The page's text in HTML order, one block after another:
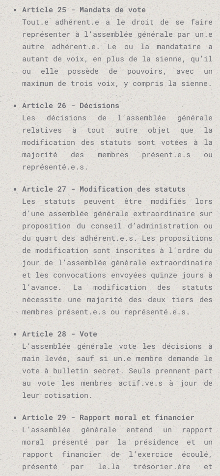
Article 25 - Mandats de vote
Tout.e adhérent.e a le droit de se faire
représenter à l’assemblée générale par un.e
autre adhérent.e. Le ou la mandataire a
autant de voix, en plus de la sienne, qu’il
ou elle possède de pouvoirs, avec un
maximum de trois voix, y compris la sienne.
Article 26 - Décisions
Les décisions de l’assemblée générale
relatives à tout autre objet que la
modification des statuts sont votées à la
majorité des membres présent.e.s ou
représenté.e.s.
Article 27 - Modification des statuts
Les statuts peuvent être modifiés lors
d’une assemblée générale extraordinaire sur
proposition du conseil d’administration ou
du quart des adhérent.e.s. Les propositions
de modification sont inscrites à l’ordre du
jour de l’assemblée générale extraordinaire
et les convocations envoyées quinze jours à
l’avance. La modification des statuts
nécessite une majorité des deux tiers des
membres présent.e.s ou représenté.e.s.
Article 28 - Vote
L’assemblée générale vote les décisions à
main levée, sauf si un.e membre demande le
vote à bulletin secret. Seuls prennent part
au vote les membres actif.ve.s à jour de
leur cotisation.
Article 29 - Rapport moral et financier
L’assemblée générale entend un rapport
moral présenté par la présidence et un
rapport financier de l’exercice écoulé,
présenté par le.la trésorier.ère et